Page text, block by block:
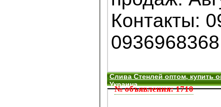
Контакты:
№ объявления: 1710
Слива Стенлей оптом, купить
Украина